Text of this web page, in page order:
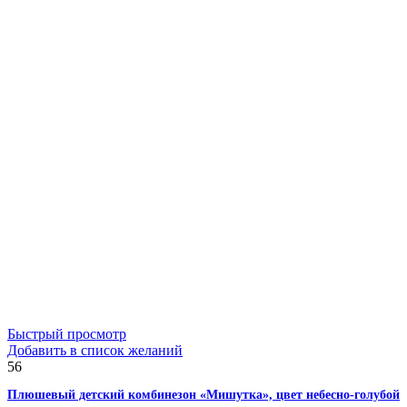
Быстрый просмотр
Добавить в список желаний
56
Плюшевый детский комбинезон «Мишутка», цвет небесно-голубой